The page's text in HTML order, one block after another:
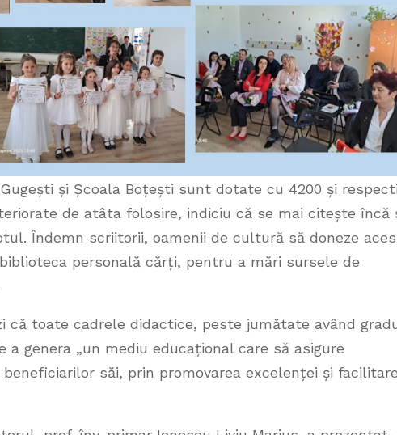
și Școala Boțești sunt dotate cu 4200 și
de atâta folosire, indiciu că se mai citește încă
Îndemn scriitorii, oamenii de cultură să doneze
personală cărți, pentru a mări sursele de
că toate cadrele didactice, peste jumătate având
a genera „un mediu educațional care să asigure
săi, prin promovarea excelenței și